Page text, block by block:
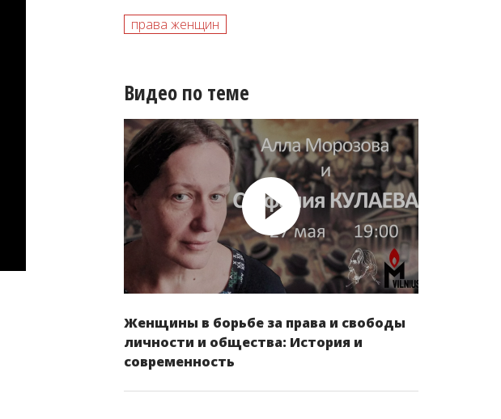
права женщин
Видео по теме
Женщины в борьбе за права и свободы
личности и общества: История и
современность